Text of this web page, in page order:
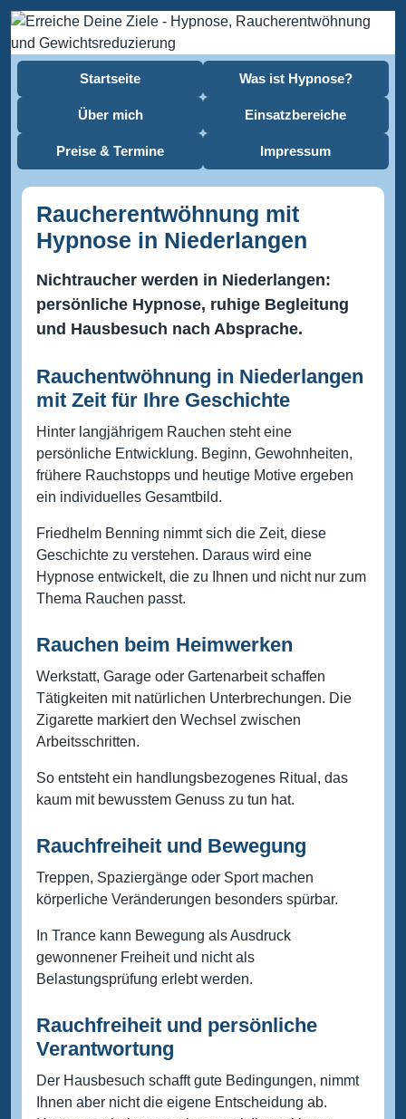
Startseite Was ist Hypnose?
Über mich Einsatzbereiche
Preise & Termine Impressum
Raucherentwöhnung mit
Hypnose in Niederlangen
Nichtraucher werden in Niederlangen:
persönliche Hypnose, ruhige Begleitung
und Hausbesuch nach Absprache.
Rauchentwöhnung in Niederlangen
mit Zeit für Ihre Geschichte
Hinter langjährigem Rauchen steht eine
persönliche Entwicklung. Beginn, Gewohnheiten,
frühere Rauchstopps und heutige Motive ergeben
ein individuelles Gesamtbild.
Friedhelm Benning nimmt sich die Zeit, diese
Geschichte zu verstehen. Daraus wird eine
Hypnose entwickelt, die zu Ihnen und nicht nur zum
Thema Rauchen passt.
Rauchen beim Heimwerken
Werkstatt, Garage oder Gartenarbeit schaffen
Tätigkeiten mit natürlichen Unterbrechungen. Die
Zigarette markiert den Wechsel zwischen
Arbeitsschritten.
So entsteht ein handlungsbezogenes Ritual, das
kaum mit bewusstem Genuss zu tun hat.
Rauchfreiheit und Bewegung
Treppen, Spaziergänge oder Sport machen
körperliche Veränderungen besonders spürbar.
In Trance kann Bewegung als Ausdruck
gewonnener Freiheit und nicht als
Belastungsprüfung erlebt werden.
Rauchfreiheit und persönliche
Verantwortung
Der Hausbesuch schafft gute Bedingungen, nimmt
Ihnen aber nicht die eigene Entscheidung ab.